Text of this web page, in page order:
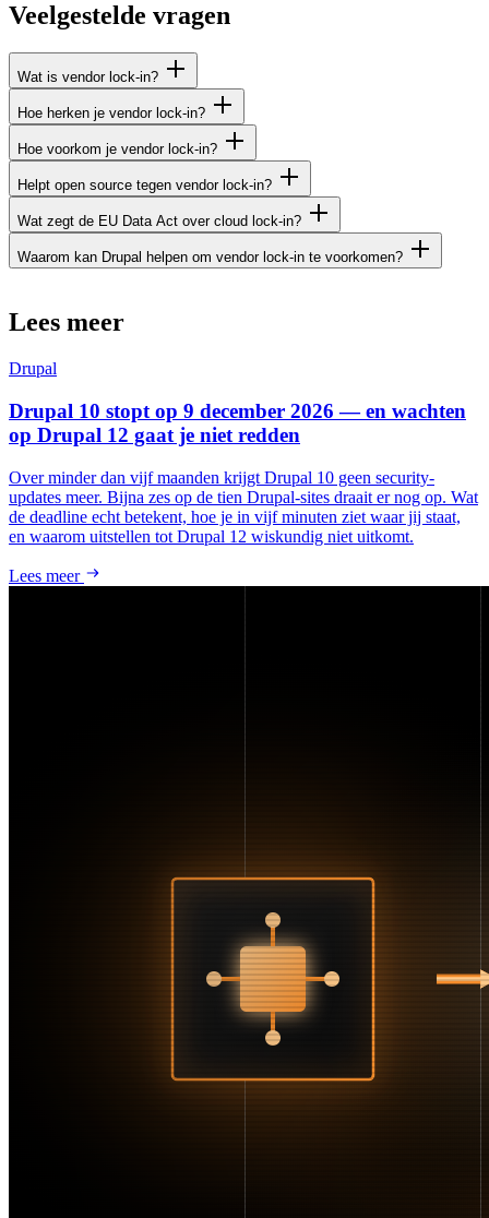
Veelgestelde vragen
Wat is vendor lock-in?
Hoe herken je vendor lock-in?
Hoe voorkom je vendor lock-in?
Helpt open source tegen vendor lock-in?
Wat zegt de EU Data Act over cloud lock-in?
Waarom kan Drupal helpen om vendor lock-in te voorkomen?
Lees meer
Drupal
Drupal 10 stopt op 9 december 2026 — en wachten
op Drupal 12 gaat je niet redden
Over minder dan vijf maanden krijgt Drupal 10 geen security-
updates meer. Bijna zes op de tien Drupal-sites draait er nog op. Wat
de deadline echt betekent, hoe je in vijf minuten ziet waar jij staat,
en waarom uitstellen tot Drupal 12 wiskundig niet uitkomt.
Lees meer